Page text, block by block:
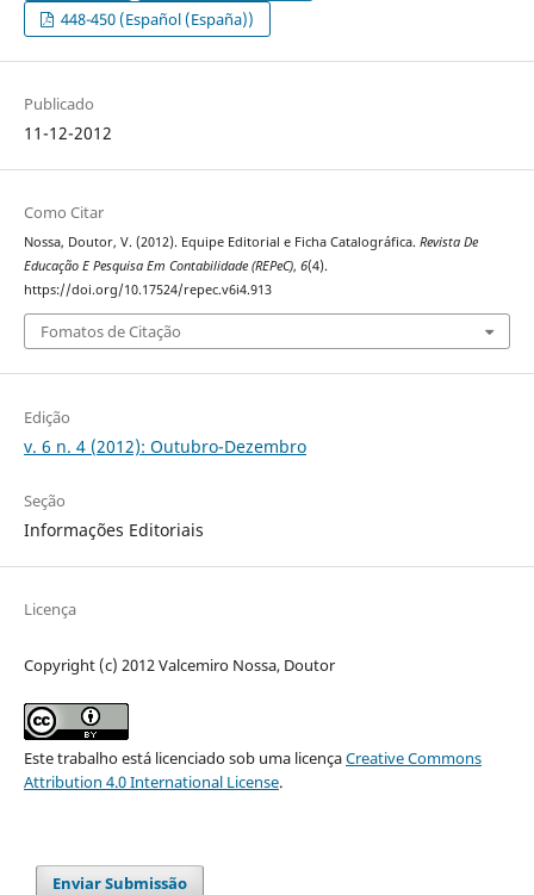
448-450 (Español (España))
Publicado
11-12-2012
Como Citar
Nossa, Doutor, V. (2012). Equipe Editorial e Ficha Catalográfica. Revista De
Educação E Pesquisa Em Contabilidade (REPeC), 6(4).
https://doi.org/10.17524/repec.v6i4.913
Fomatos de Citação
Edição
v. 6 n. 4 (2012): Outubro-Dezembro
Seção
Informações Editoriais
Licença
Copyright (c) 2012 Valcemiro Nossa, Doutor
Este trabalho está licenciado sob uma licençaCreative Commons
Attribution 4.0 International License.
Enviar Submissão